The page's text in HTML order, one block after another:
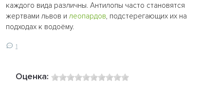
каждого вида различны. Антилопы часто становятся
жертвами львов и леопардов, подстерегающих их на
подходах к водоёму.
1
Оценка: